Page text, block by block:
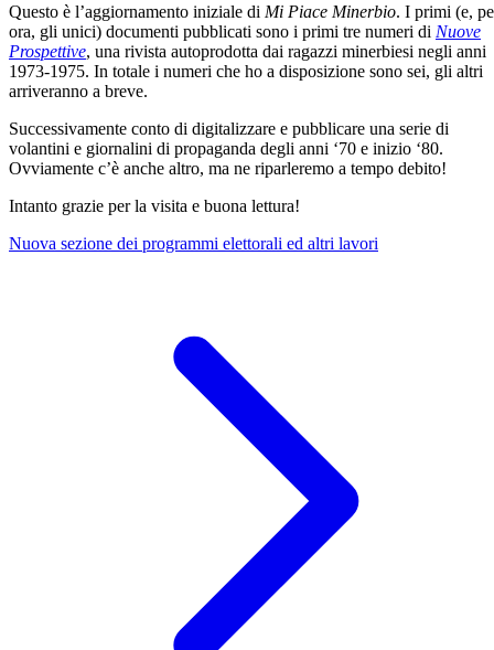
Questo è l’aggiornamento iniziale di Mi Piace Minerbio. I primi (e,
ora, gli unici) documenti pubblicati sono i primi tre numeri di Nuove
Prospettive, una rivista autoprodotta dai ragazzi minerbiesi negli anni
1973-1975. In totale i numeri che ho a disposizione sono sei, gli altri
arriveranno a breve.
Successivamente conto di digitalizzare e pubblicare una serie di
volantini e giornalini di propaganda degli anni ‘70 e inizio ‘80.
Ovviamente c’è anche altro, ma ne riparleremo a tempo debito!
Intanto grazie per la visita e buona lettura!
Nuova sezione dei programmi elettorali ed altri lavori